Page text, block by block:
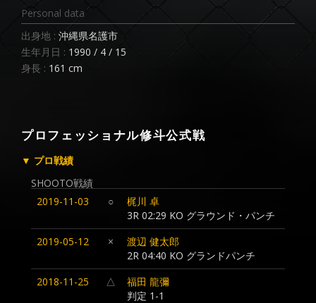
Personal data
出身地 : 沖縄県名護市
生年月日 : 1990 / 4 / 15
身長 : 161 cm
プロフェッショナル修斗公式戦
▼ プロ戦績
SHOOTO戦績
2019-11-03
○
梶川 卓
3R 02:29 KO グラウンド・パンチ
2019-05-12
×
渡辺 健太郎
2R 04:40 KO グランドパンチ
2018-11-25
△
福田 龍彌
判定 1-1